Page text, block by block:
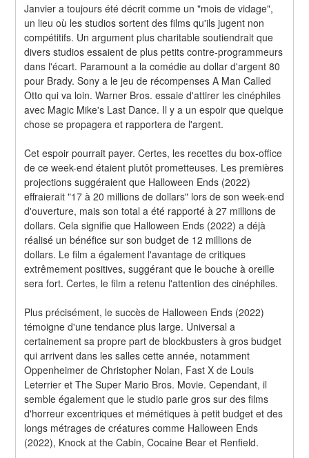
Janvier a toujours été décrit comme un "mois de vidage",
un lieu où les studios sortent des films qu'ils jugent non
compétitifs. Un argument plus charitable soutiendrait que
divers studios essaient de plus petits contre-programmeurs
dans l'écart. Paramount a la comédie au dollar d'argent 80
pour Brady. Sony a le jeu de récompenses A Man Called
Otto qui va loin. Warner Bros. essaie d'attirer les cinéphiles
avec Magic Mike's Last Dance. Il y a un espoir que quelque
chose se propagera et rapportera de l'argent.
Cet espoir pourrait payer. Certes, les recettes du box-office
de ce week-end étaient plutôt prometteuses. Les premières
projections suggéraient que Halloween Ends (2022)
effraierait "17 à 20 millions de dollars" lors de son week-end
d'ouverture, mais son total a été rapporté à 27 millions de
dollars. Cela signifie que Halloween Ends (2022) a déjà
réalisé un bénéfice sur son budget de 12 millions de
dollars. Le film a également l'avantage de critiques
extrêmement positives, suggérant que le bouche à oreille
sera fort. Certes, le film a retenu l'attention des cinéphiles.
Plus précisément, le succès de Halloween Ends (2022)
témoigne d'une tendance plus large. Universal a
certainement sa propre part de blockbusters à gros budget
qui arrivent dans les salles cette année, notamment
Oppenheimer de Christopher Nolan, Fast X de Louis
Leterrier et The Super Mario Bros. Movie. Cependant, il
semble également que le studio parie gros sur des films
d'horreur excentriques et mémétiques à petit budget et des
longs métrages de créatures comme Halloween Ends
(2022), Knock at the Cabin, Cocaine Bear et Renfield.